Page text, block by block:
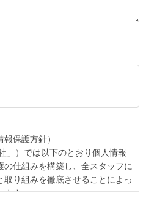
保護方針）
」）では以下のとおり個人情報
仕組みを構築し、全スタッフに
り組みを徹底させることによっ
ます。